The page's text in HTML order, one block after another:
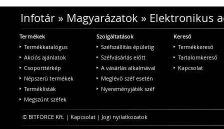
Infotár» Magyarázatok » Elektronikus
Termékek
Termékkatalógus
Akciós ajánlatok
Csoporttérkép
Népszerű termékek
Terméklisták
Megszűnt széfek
Szolgáltatások
Széfszállítás épületig
Széfvásárlás előtt
A vásárlás alkalmával
Meglévő széf esetén
Nyereményjáték széf
Kereső
Termékkereső
Tartalomkereső
Kapcsolat
© BITFORCE Kft. | Kapcsolat | Jogi nyilatkozatok